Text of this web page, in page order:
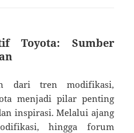
Toyota: Sumber
dari tren modifikasi,
menjadi pilar penting
inspirasi. Melalui ajang
hingga forum